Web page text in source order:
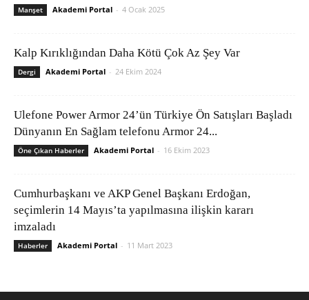
Manşet Akademi Portal - 4 Ocak 2025
Kalp Kırıklığından Daha Kötü Çok Az Şey Var
Dergi Akademi Portal - 24 Ekim 2024
Ulefone Power Armor 24’ün Türkiye Ön Satışları Başladı
Dünyanın En Sağlam telefonu Armor 24...
Öne Çıkan Haberler Akademi Portal - 16 Ekim 2023
Cumhurbaşkanı ve AKP Genel Başkanı Erdoğan,
seçimlerin 14 Mayıs’ta yapılmasına ilişkin kararı
imzaladı
Haberler Akademi Portal - 11 Mart 2023